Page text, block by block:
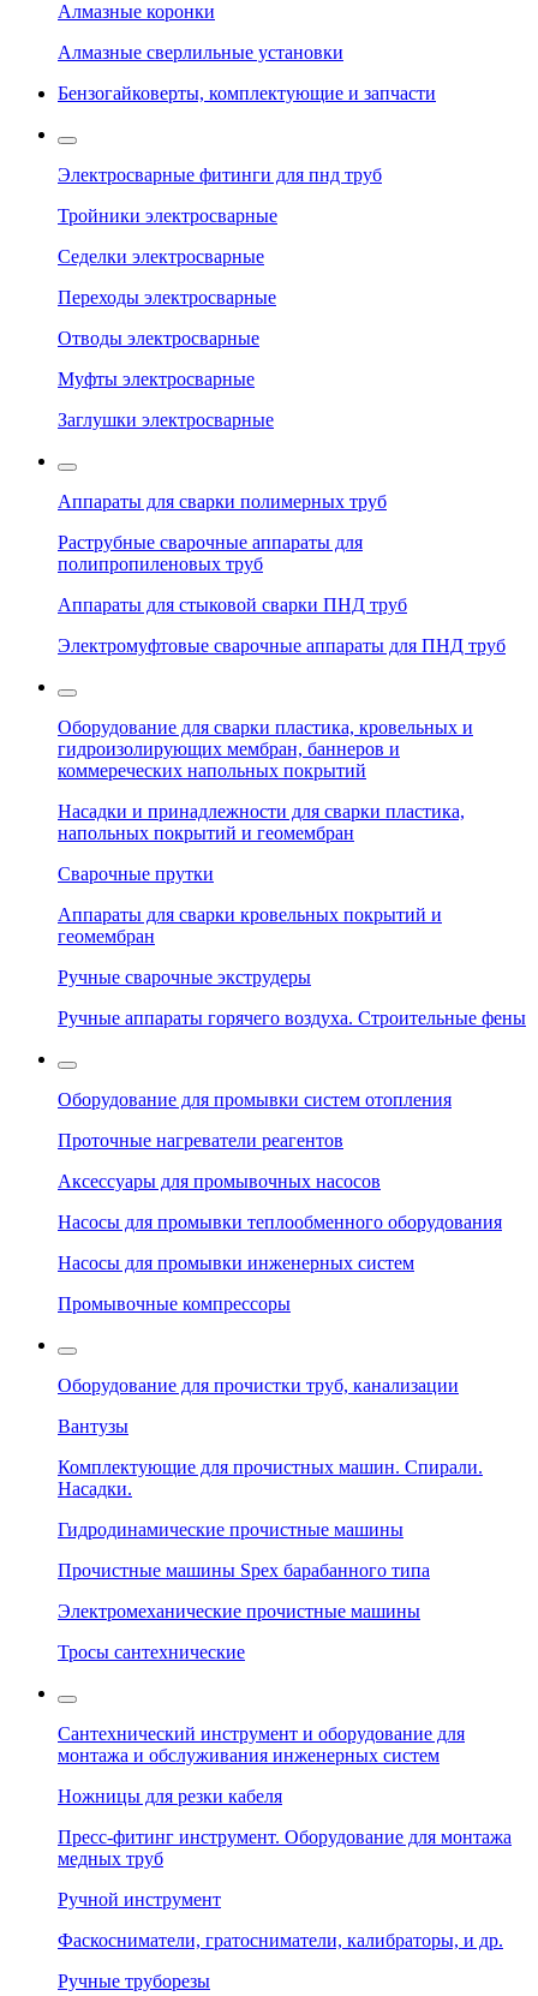
Алмазные коронки
Алмазные сверлильные установки
Бензогайковерты, комплектующие и запчасти
Электросварные фитинги для пнд труб
Тройники электросварные
Седелки электросварные
Переходы электросварные
Отводы электросварные
Муфты электросварные
Заглушки электросварные
Аппараты для сварки полимерных труб
Раструбные сварочные аппараты для
полипропиленовых труб
Аппараты для стыковой сварки ПНД труб
Электромуфтовые сварочные аппараты для ПНД труб
Оборудование для сварки пластика, кровельных и
гидроизолирующих мембран, баннеров и
коммереческих напольных покрытий
Насадки и принадлежности для сварки пластика,
напольных покрытий и геомембран
Сварочные прутки
Аппараты для сварки кровельных покрытий и
геомембран
Ручные сварочные экструдеры
Ручные аппараты горячего воздуха. Строительные фены
Оборудование для промывки систем отопления
Проточные нагреватели реагентов
Аксессуары для промывочных насосов
Насосы для промывки теплообменного оборудования
Насосы для промывки инженерных систем
Промывочные компрессоры
Оборудование для прочистки труб, канализации
Вантузы
Комплектующие для прочистных машин. Спирали.
Насадки.
Гидродинамические прочистные машины
Прочистные машины Spex барабанного типа
Электромеханические прочистные машины
Тросы сантехнические
Сантехнический инструмент и оборудование для
монтажа и обслуживания инженерных систем
Ножницы для резки кабеля
Пресс-фитинг инструмент. Оборудование для монтажа
медных труб
Ручной инструмент
Фаскосниматели, гратосниматели, калибраторы, и др.
Ручные труборезы